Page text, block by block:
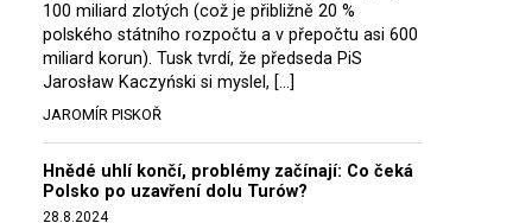
100 miliard zlotých (což je přibližně 20 %
polského státního rozpočtu a v přepočtu asi 600
miliard korun). Tusk tvrdí, že předseda PiS
Jarosław Kaczyński si myslel, […]
JAROMÍR PISKOŘ
Hnědé uhlí končí, problémy začínají: Co čeká
Polsko po uzavření dolu Turów?
28.8.2024